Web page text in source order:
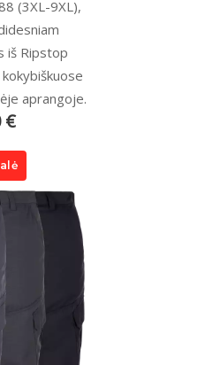
(3XL-9XL),
iš Ripstop
aprangoje.
€